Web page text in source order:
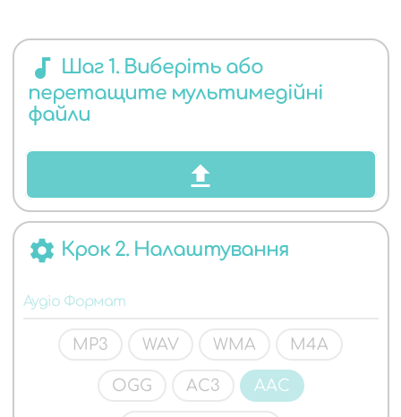
АУДІО
ФОРМАТІВ
audiotrack Шаг 1. Виберіть або
перетащите мультимедійні
файли
settings Крок 2. Налаштування
Аудіо Формат
MP3 WAV WMA M4A
OGG AC3 AAC